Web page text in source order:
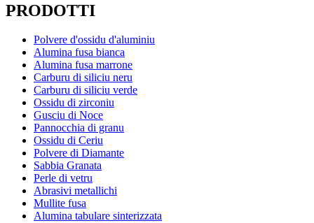
PRODOTTI
Polvere d'ossidu d'aluminiu
Alumina fusa bianca
Alumina fusa marrone
Carburu di siliciu neru
Carburu di siliciu verde
Ossidu di zirconiu
Gusciu di Noce
Pannocchia di granu
Ossidu di Ceriu
Polvere di Diamante
Sabbia Granata
Perle di vetru
Abrasivi metallichi
Mullite fusa
Alumina tabulare sinterizzata